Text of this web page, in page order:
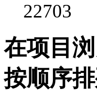
22703
在项目
按顺序